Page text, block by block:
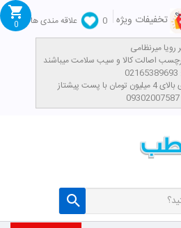
تخفیفات ویژه 0
علاقه مندی ها
پست پیشتاز
0